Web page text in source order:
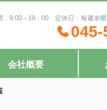
：9:00～19：00 定休日：毎週水曜
会社概要